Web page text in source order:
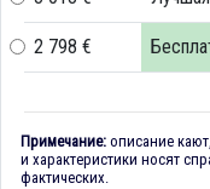
2 798 €
Примечание: описание
и характеристики носят
фактических.